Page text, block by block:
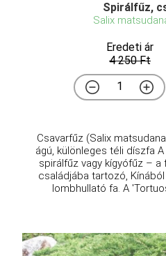
Spirálfűz,
Salix
Eredeti ár
4 250 Ft
Csavarfűz (Salix
ágú, különleges téli díszfa
spirálfűz vagy kígyófűz –
családjába tartozó,
lombhullató fa. A